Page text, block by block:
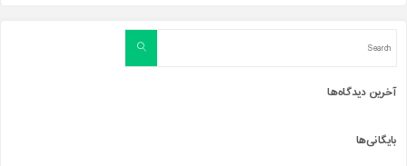
Search
آخرین دیدگاه‌ها
بایگانی‌ها